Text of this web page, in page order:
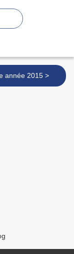
Bonne année 2015 >